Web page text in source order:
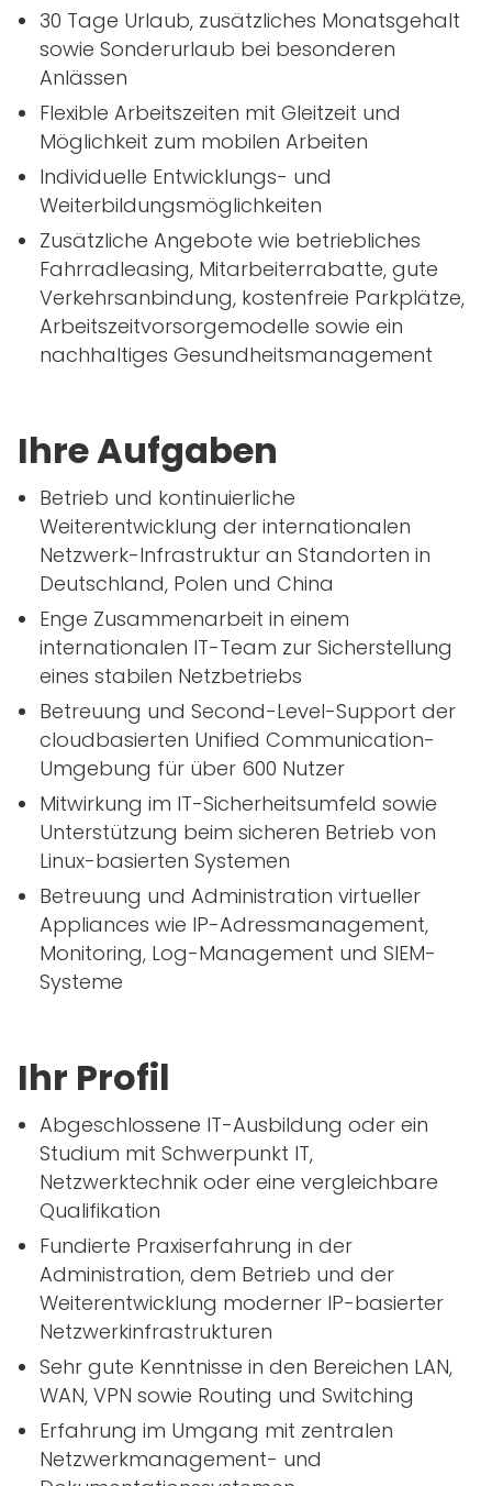
30 Tage Urlaub, zusätzliches Monatsgehalt
sowie Sonderurlaub bei besonderen
Anlässen
Flexible Arbeitszeiten mit Gleitzeit und
Möglichkeit zum mobilen Arbeiten
Individuelle Entwicklungs- und
Weiterbildungsmöglichkeiten
Zusätzliche Angebote wie betriebliches
Fahrradleasing, Mitarbeiterrabatte, gute
Verkehrsanbindung, kostenfreie Parkplätze,
Arbeitszeitvorsorgemodelle sowie ein
nachhaltiges Gesundheitsmanagement
Ihre Aufgaben
Betrieb und kontinuierliche
Weiterentwicklung der internationalen
Netzwerk-Infrastruktur an Standorten in
Deutschland, Polen und China
Enge Zusammenarbeit in einem
internationalen IT-Team zur Sicherstellung
eines stabilen Netzbetriebs
Betreuung und Second-Level-Support der
cloudbasierten Unified Communication-
Umgebung für über 600 Nutzer
Mitwirkung im IT-Sicherheitsumfeld sowie
Unterstützung beim sicheren Betrieb von
Linux-basierten Systemen
Betreuung und Administration virtueller
Appliances wie IP-Adressmanagement,
Monitoring, Log-Management und SIEM-
Systeme
Ihr Profil
Abgeschlossene IT-Ausbildung oder ein
Studium mit Schwerpunkt IT,
Netzwerktechnik oder eine vergleichbare
Qualifikation
Fundierte Praxiserfahrung in der
Administration, dem Betrieb und der
Weiterentwicklung moderner IP-basierter
Netzwerkinfrastrukturen
Sehr gute Kenntnisse in den Bereichen LAN,
WAN, VPN sowie Routing und Switching
Erfahrung im Umgang mit zentralen
Netzwerkmanagement- und